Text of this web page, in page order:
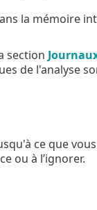
la mémoire
section
de l'analyse
ce que
ou à l’ignorer.